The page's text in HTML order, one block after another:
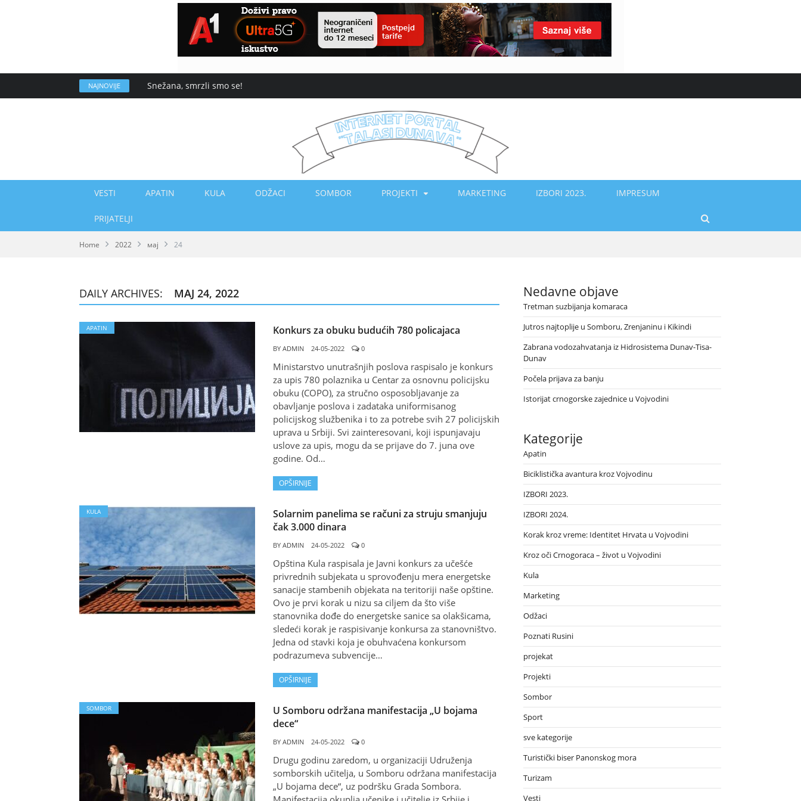
NAJNOVIJE Snežana, smrzli smo se!
VESTI APATIN KULA ODŽACI SOMBOR PROJEKTI MARKETING IZBORI 2023. IMPRESUM
PRIJATELJI
Home 2022 мај 24
DAILY ARCHIVES: МАЈ 24, 2022
APATIN Konkurs za obuku budućih 780 policajaca
BY ADMIN 24-05-2022 0
Ministarstvo unutrašnjih poslova raspisalo je konkurs
za upis 780 polaznika u Centar za osnovnu policijsku
obuku (COPO), za stručno osposobljavanje za
obavljanje poslova i zadataka uniformisanog
policijskog službenika i to za potrebe svih 27 policijskih
uprava u Srbiji. Svi zainteresovani, koji ispunjavaju
uslove za upis, mogu da se prijave do 7. juna ove
godine. Od…
OPŠIRNIJE
KULA
Solarnim panelima se računi za struju smanjuju
čak 3.000 dinara
BY ADMIN 24-05-2022 0
Opština Kula raspisala je Javni konkurs za učešće
privrednih subjekata u sprovođenju mera energetske
sanacije stambenih objekata na teritoriji naše opštine.
Ovo je prvi korak u nizu sa ciljem da što više
stanovnika dođe do energetske sanice sa olakšicama,
sledeći korak je raspisivanje konkursa za stanovništvo.
Jedna od stavki koja je obuhvaćena konkursom
podrazumeva subvencije…
OPŠIRNIJE
SOMBOR
U Somboru održana manifestacija „U bojama
dece“
BY ADMIN 24-05-2022 0
Drugu godinu zaredom, u organizaciji Udruženja
somborskih učitelja, u Somboru održana manifestacija
„U bojama dece“, uz podršku Grada Sombora.
Nedavne objave
Tretman suzbijanja komaraca
Jutros najtoplije u Somboru, Zrenjaninu i Kikindi
Zabrana vodozahvatanja iz Hidrosistema Dunav-Tisa-
Dunav
Počela prijava za banju
Istorijat crnogorske zajednice u Vojvodini
Kategorije
Apatin
Biciklistička avantura kroz Vojvodinu
IZBORI 2023.
IZBORI 2024.
Korak kroz vreme: Identitet Hrvata u Vojvodini
Kroz oči Crnogoraca – život u Vojvodini
Kula
Marketing
Odžaci
Poznati Rusini
projekat
Projekti
Sombor
Sport
sve kategorije
Turistički biser Panonskog mora
Turizam
Vesti